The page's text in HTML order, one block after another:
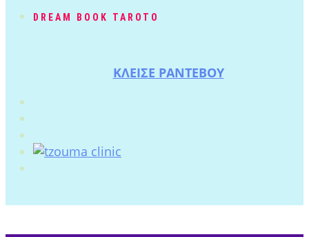
DREAM BOOK TAROTO
ΚΛΕΙΣΕ ΡΑΝΤΕΒΟΥ